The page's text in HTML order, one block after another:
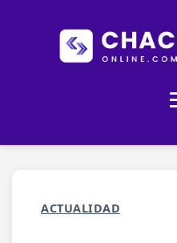
ACTUALIDAD